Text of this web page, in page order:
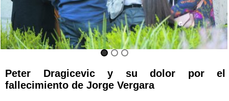
Peter Dragicevic y su dolor por el
fallecimiento de Jorge Vergara